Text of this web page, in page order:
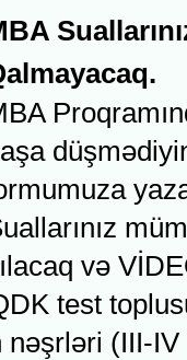
və
test
nəşrləri (III-